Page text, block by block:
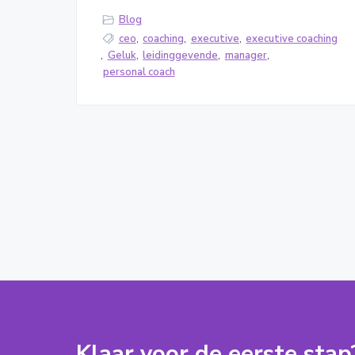
Blog
ceo, coaching, executive, executive coaching
, Geluk, leidinggevende, manager,
personal coach